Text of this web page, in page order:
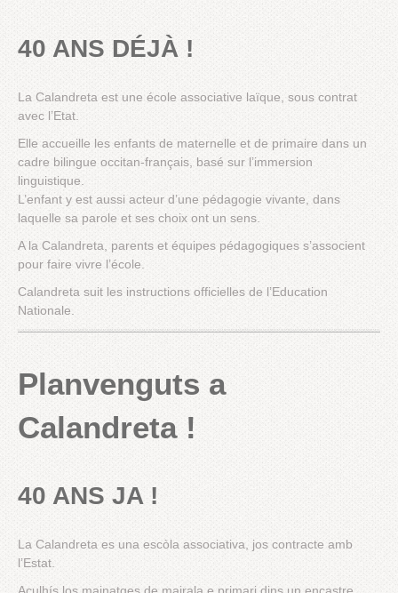
40 ANS DÉJÀ !
La Calandreta est une école associative laïque, sous contrat
avec l’Etat.
Elle accueille les enfants de maternelle et de primaire dans un
cadre bilingue occitan-français, basé sur l’immersion
linguistique.
L’enfant y est aussi acteur d’une pédagogie vivante, dans
laquelle sa parole et ses choix ont un sens.
A la Calandreta, parents et équipes pédagogiques s’associent
pour faire vivre l’école.
Calandreta suit les instructions officielles de l’Education
Nationale.
Planvenguts a
Calandreta !
40 ANS JA !
La Calandreta es una escòla associativa, jos contracte amb
l’Estat.